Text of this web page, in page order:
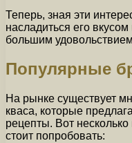
Теперь, зная эти
насладиться его
большим
Популярные
На рынке существует
кваса, которые
рецепты. Вот
стоит попробовать: